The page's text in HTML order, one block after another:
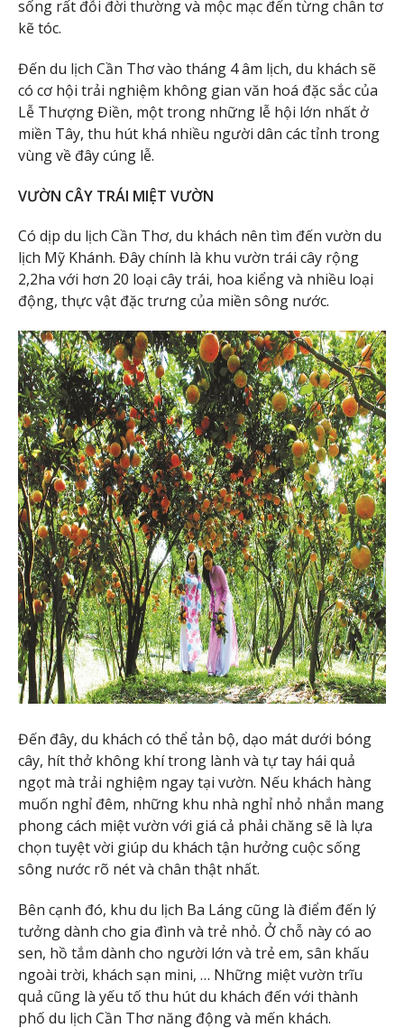
sống rất đỗi đời thường và mộc mạc đến từng chân tơ
kẽ tóc.
Đến du lịch Cần Thơ vào tháng 4 âm lịch, du khách sẽ
có cơ hội trải nghiệm không gian văn hoá đặc sắc của
Lễ Thượng Điền, một trong những lễ hội lớn nhất ở
miền Tây, thu hút khá nhiều người dân các tỉnh trong
vùng về đây cúng lễ.
VƯỜN CÂY TRÁI MIỆT VƯỜN
Có dịp du lịch Cần Thơ, du khách nên tìm đến vườn du
lịch Mỹ Khánh. Đây chính là khu vườn trái cây rộng
2,2ha với hơn 20 loại cây trái, hoa kiểng và nhiều loại
động, thực vật đặc trưng của miền sông nước.
Đến đây, du khách có thể tản bộ, dạo mát dưới bóng
cây, hít thở không khí trong lành và tự tay hái quả
ngọt mà trải nghiệm ngay tại vườn. Nếu khách hàng
muốn nghỉ đêm, những khu nhà nghỉ nhỏ nhắn mang
phong cách miệt vườn với giá cả phải chăng sẽ là lựa
chọn tuyệt vời giúp du khách tận hưởng cuộc sống
sông nước rõ nét và chân thật nhất.
Bên cạnh đó, khu du lịch Ba Láng cũng là điểm đến lý
tưởng dành cho gia đình và trẻ nhỏ. Ở chỗ này có ao
sen, hồ tắm dành cho người lớn và trẻ em, sân khấu
ngoài trời, khách sạn mini, … Những miệt vườn trĩu
quả cũng là yếu tố thu hút du khách đến với thành
phố du lịch Cần Thơ năng động và mến khách.